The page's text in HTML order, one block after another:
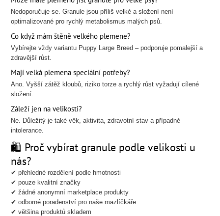
Nedoporučuje se. Granule jsou příliš velké a složení není
optimalizované pro rychlý metabolismus malých psů.
Co když mám štěně velkého plemene?
Vybírejte vždy variantu Puppy Large Breed – podporuje pomalejší a
zdravější růst.
Mají velká plemena speciální potřeby?
Ano. Vyšší zátěž kloubů, riziko torze a rychlý růst vyžadují cílené
složení.
Záleží jen na velikosti?
Ne. Důležitý je také věk, aktivita, zdravotní stav a případné
intolerance.
🛍️ Proč vybírat granule podle velikosti u
nás?
✔ přehledné rozdělení podle hmotnosti
✔ pouze kvalitní značky
✔ žádné anonymní marketplace produkty
✔ odborné poradenství pro naše mazlíčkáře
✔ většina produktů skladem